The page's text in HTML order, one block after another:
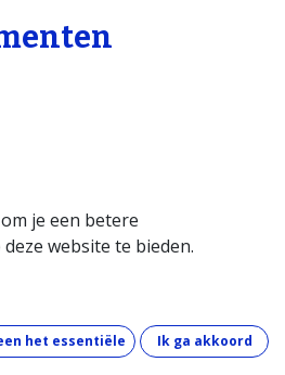
je een betere
website te bieden.
het essentiële Ik ga akkoord